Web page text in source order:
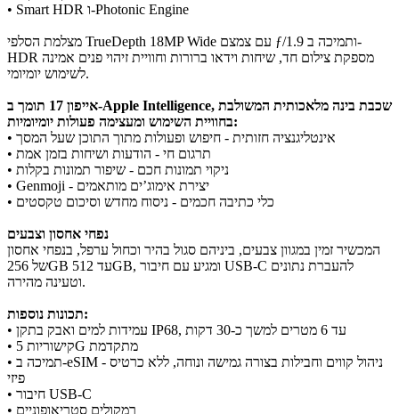
• Smart HDR ו-Photonic Engine
מצלמת הסלפי TrueDepth 18MP Wide עם צמצם ƒ/1.9 ותמיכה ב-
HDR מספקת צילום חד, שיחות וידאו ברורות וחוויית זיהוי פנים אמינה
לשימוש יומיומי.
אייפון 17 תומך ב-Apple Intelligence, שכבת בינה מלאכותית המשולבת
בחוויית השימוש ומעצימה פעולות יומיומיות:
• אינטליגנציה חזותית - חיפוש ופעולות מתוך התוכן שעל המסך
• תרגום חי - הודעות ושיחות בזמן אמת
• ניקוי תמונות חכם - שיפור תמונות בקלות
• Genmoji - יצירת אימוג’ים מותאמים
• כלי כתיבה חכמים - ניסוח מחדש וסיכום טקסטים
נפחי אחסון וצבעים
המכשיר זמין במגוון צבעים, ביניהם סגול בהיר וכחול ערפל, בנפחי אחסון
של 256GB עד 512GB, ומגיע עם חיבור USB-C להעברת נתונים
וטעינה מהירה.
תכונות נוספות:
• עמידות למים ואבק בתקן IP68, עד 6 מטרים למשך כ-30 דקות
• קישוריות 5G מתקדמת
• תמיכה ב-eSIM - ניהול קווים וחבילות בצורה גמישה ונוחה, ללא כרטיס
פיזי
• חיבור USB-C